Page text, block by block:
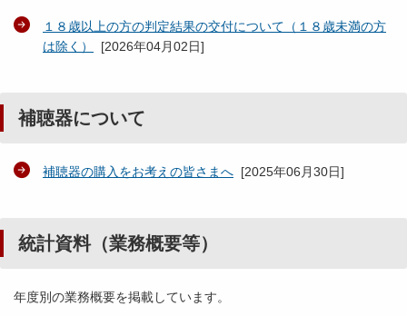
１８歳以上の方の判定結果の交付について（１８歳未満の方
は除く）
[2026年04月02日]
補聴器について
補聴器の購入をお考えの皆さまへ [2025年06月30日]
統計資料（業務概要等）
年度別の業務概要を掲載しています。